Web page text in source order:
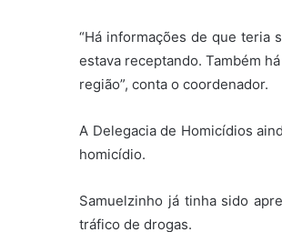
“Há informações de que teria
estava receptando. Também
região”, conta o coordenador.
A Delegacia de Homicídios
homicídio.
Samuelzinho já tinha sido
tráfico de drogas.